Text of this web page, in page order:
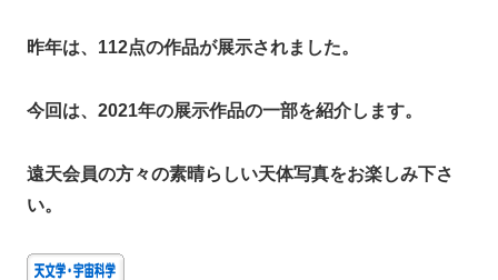
昨年は、112点の作品が展示されました。
今回は、2021年の展示作品の一部を紹介します。
遠天会員の方々の素晴らしい天体写真をお楽しみ下さ
い。